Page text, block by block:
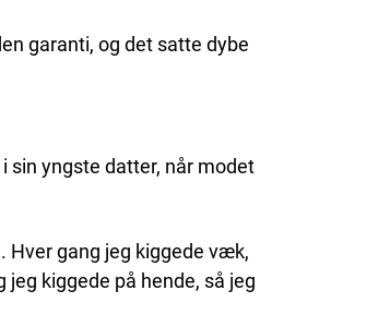
garanti, og det satte dybe
sin yngste datter, når modet
Hver gang jeg kiggede væk,
kiggede på hende, så jeg